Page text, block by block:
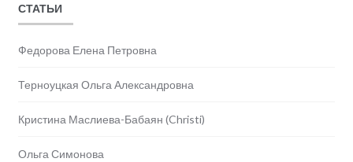
СТАТЬИ
Федорова Елена Петровна
Терноуцкая Ольга Александровна
Кристина Маслиева-Бабаян (Christi)
Ольга Симонова